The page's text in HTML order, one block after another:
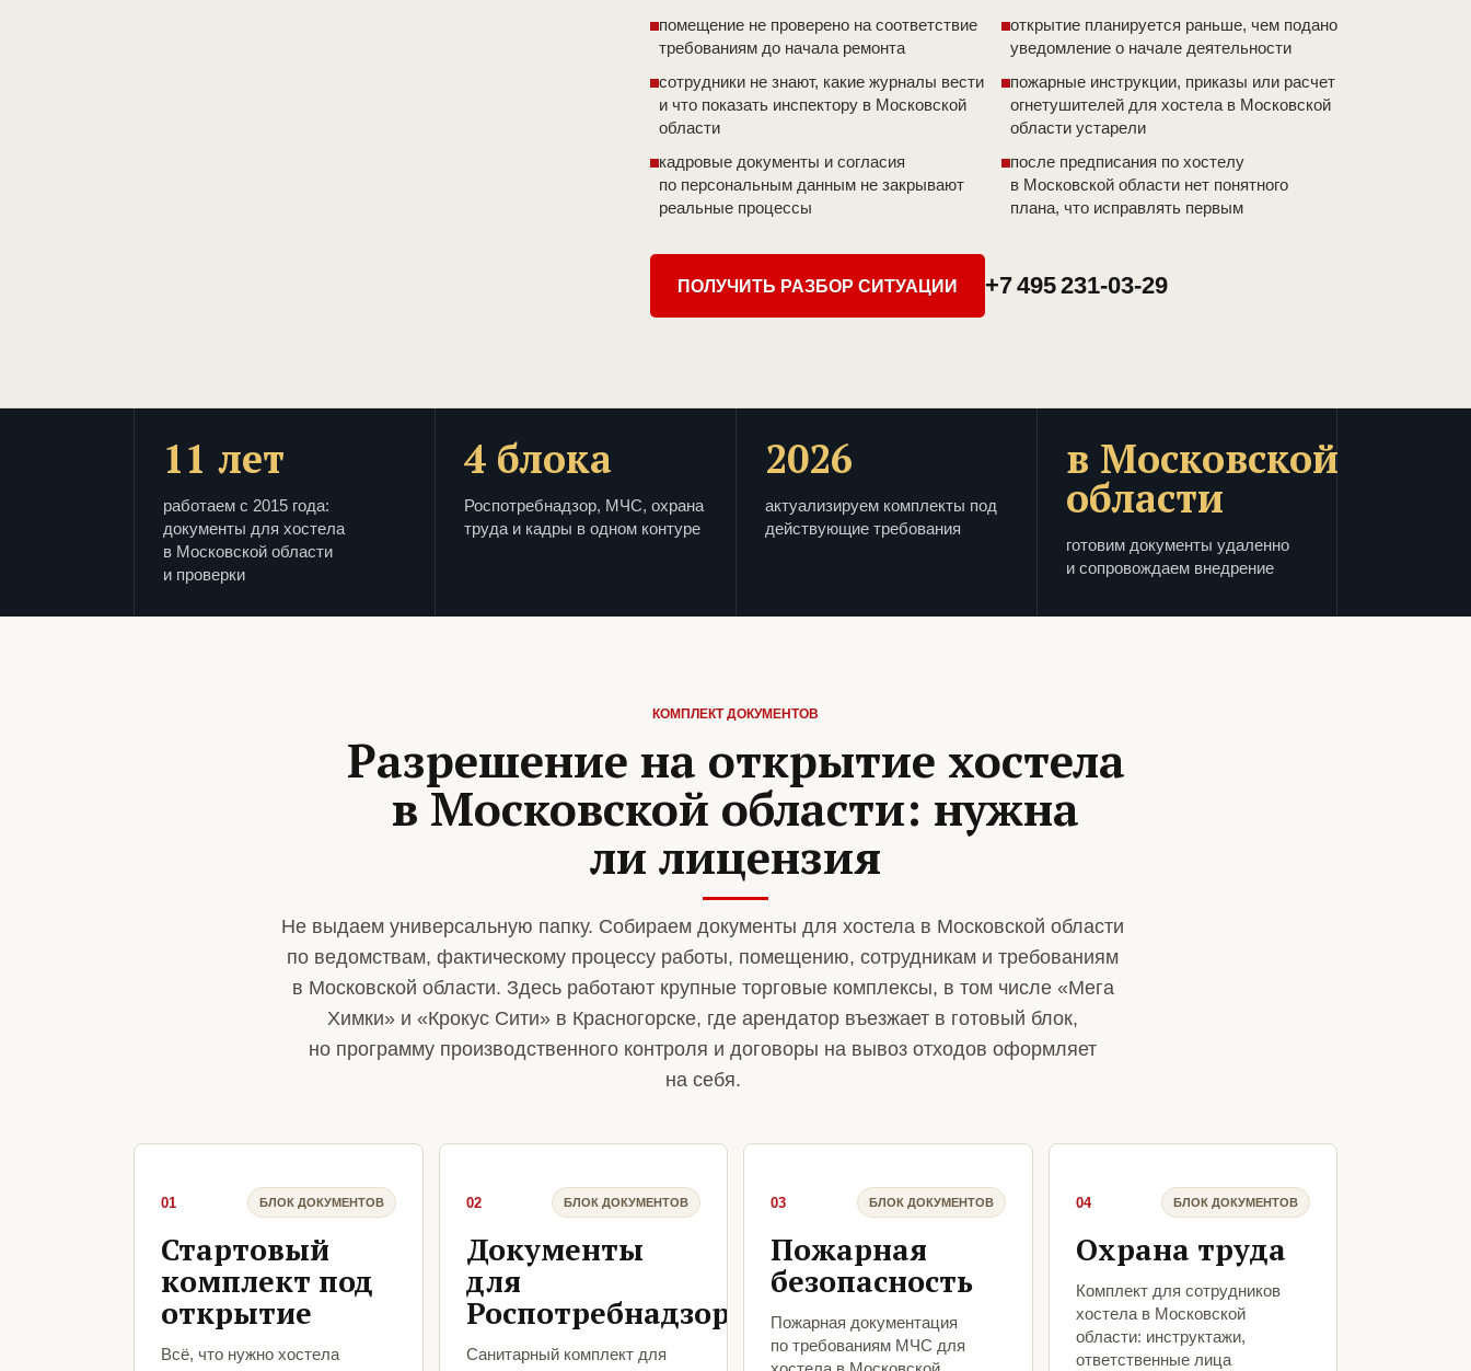
помещение не проверено на соответствие
требованиям до начала ремонта
открытие планируется раньше, чем подано
уведомление о начале деятельности
сотрудники не знают, какие журналы вести
и что показать инспектору в Московской
области
пожарные инструкции, приказы или расчет
огнетушителей для хостела в Московской
области устарели
кадровые документы и согласия
по персональным данным не закрывают
реальные процессы
после предписания по хостелу
в Московской области нет понятного
плана, что исправлять первым
ПОЛУЧИТЬ РАЗБОР СИТУАЦИИ +7 495 231-03-29
11 лет
работаем с 2015 года:
документы для хостела
в Московской области
и проверки
4 блока
Роспотребнадзор, МЧС, охрана
труда и кадры в одном контуре
2026
актуализируем комплекты под
действующие требования
в Московской
области
готовим документы удаленно
и сопровождаем внедрение
КОМПЛЕКТ ДОКУМЕНТОВ
Разрешение на открытие хостела
в Московской области: нужна
ли лицензия
Не выдаем универсальную папку. Собираем документы для хостела в Московской области
по ведомствам, фактическому процессу работы, помещению, сотрудникам и требованиям
в Московской области. Здесь работают крупные торговые комплексы, в том числе «Мега
Химки» и «Крокус Сити» в Красногорске, где арендатор въезжает в готовый блок,
но программу производственного контроля и договоры на вывоз отходов оформляет
на себя.
01 БЛОК ДОКУМЕНТОВ
Стартовый
комплект под
открытие
Всё, что нужно хостела
02 БЛОК ДОКУМЕНТОВ
Документы
для
Роспотребнадзора
Санитарный комплект для
03 БЛОК ДОКУМЕНТОВ
Пожарная
безопасность
Пожарная документация
по требованиям МЧС для
04 БЛОК ДОКУМЕНТОВ
Охрана труда
Комплект для сотрудников
хостела в Московской
области: инструктажи,
ответственные лица